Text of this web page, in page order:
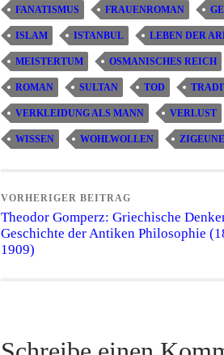
FANATISMUS FRAUENROMAN
ISLAM ISTANBUL LEBEN DER
MEISTERTUM OSMANISCHES REICH
ROMAN SULTAN TOD
VERKLEIDUNG ALS MANN VERLUST
WISSEN WOHLWOLLEN
VORHERIGER BEITRAG
Theodor Gomperz: Griechische
Geschichte der Antiken Philosophie
1909)